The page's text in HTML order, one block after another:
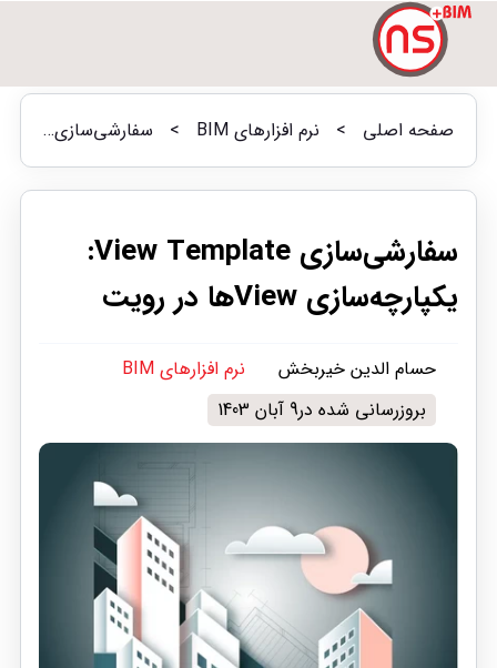
صفحه اصلی > نرم افزارهای BIM > سفارشی‌سازی View Template: یکپارچه‌سازی Viewها در رویت
سفارشی‌سازی View Template:
یکپارچه‌سازی Viewها در رویت
حسام الدین خیربخش
نرم افزارهای BIM
بروزرسانی شده در9 آبان 1403